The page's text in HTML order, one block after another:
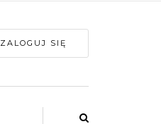
ZALOGUJ SIĘ